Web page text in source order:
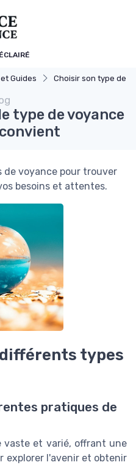
Guides Choisir son type de
type de voyance
de voyance pour trouver
besoins et attentes.
types
pratiques de
vaste et varié, offrant une
explorer l'avenir et obtenir